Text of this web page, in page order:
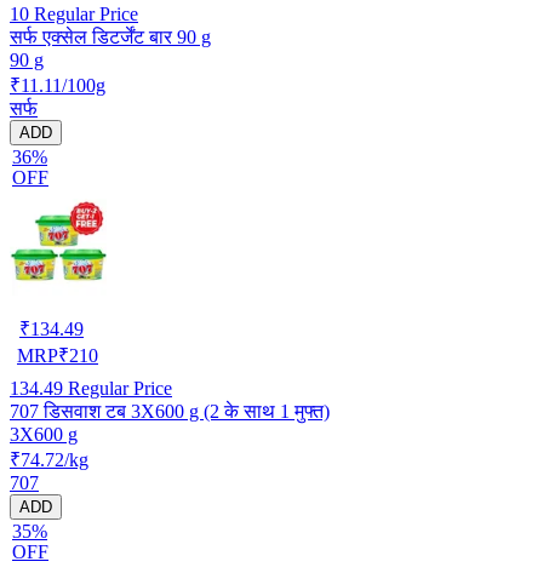
10 Regular Price
सर्फ एक्सेल डिटर्जेंट बार 90 g
90 g
₹11.11/100g
सर्फ
ADD
36%
OFF
₹134.49
MRP₹210
134.49 Regular Price
707 डिसवाश टब 3X600 g (2 के साथ 1 मुफ्त)
3X600 g
₹74.72/kg
707
ADD
35%
OFF